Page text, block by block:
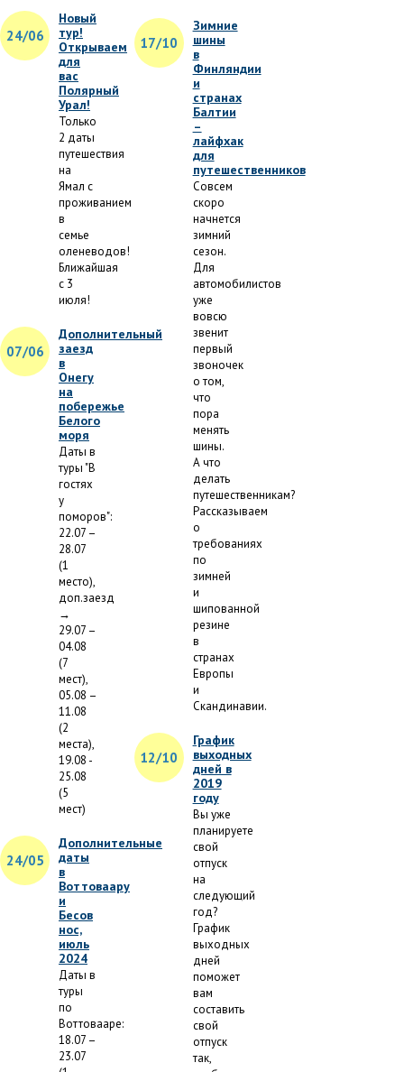
24/06
Новый
тур!
Открываем
для
вас
Полярный
Урал!
Только
2 даты
путешествия
на
Ямал с
проживанием
в
семье
оленеводов!
Ближайшая
с 3
июля!
07/06
Дополнительный
заезд
в
Онегу
на
побережье
Белого
моря
Даты в
туры "В
гостях
у
поморов":
22.07 –
28.07
(1
место),
доп.заезд
→
29.07 –
04.08
(7
мест),
05.08 –
11.08
(2
места),
19.08 -
25.08
(5
мест)
24/05
Дополнительные
даты
в
Воттоваару
и
Бесов
нос,
июль
2024
Даты в
туры
по
Воттовааре:
18.07 –
23.07
17/10
Зимние
шины
в
Финляндии
и
странах
Балтии
–
лайфхак
для
путешественников
Совсем
скоро
начнется
зимний
сезон.
Для
автомобилистов
уже
вовсю
звенит
первый
звоночек
о том,
что
пора
менять
шины.
А что
делать
путешественникам?
Рассказываем
о
требованиях
по
зимней
и
шипованной
резине
в
странах
Европы
и
Скандинавии.
12/10
График
выходных
дней в
2019
году
Вы уже
планируете
свой
отпуск
на
следующий
год?
График
выходных
дней
поможет
вам
составить
свой
отпуск
так,